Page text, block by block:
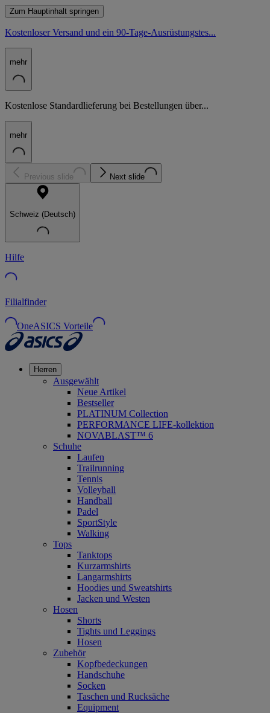
Zum Hauptinhalt springen
Kostenloser Versand und ein 90-Tage-Ausrüstungstes...
mehr
Kostenlose Standardlieferung bei Bestellungen über...
mehr
Previous slide Next slide
Schweiz (Deutsch)
Hilfe
Filialfinder
OneASICS Vorteile
Herren
Ausgewählt
Neue Artikel
Bestseller
PLATINUM Collection
PERFORMANCE LIFE-kollektion
NOVABLAST™ 6
Schuhe
Laufen
Trailrunning
Tennis
Volleyball
Handball
Padel
SportStyle
Walking
Tops
Tanktops
Kurzarmshirts
Langarmshirts
Hoodies und Sweatshirts
Jacken und Westen
Hosen
Shorts
Tights und Leggings
Hosen
Zubehör
Kopfbedeckungen
Handschuhe
Socken
Taschen und Rucksäche
Equipment